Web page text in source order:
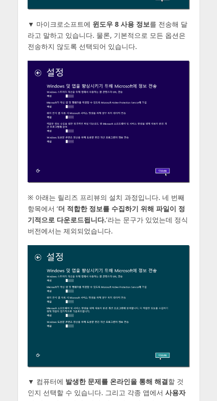
▼ 마이크로소프트에 윈도우 8 사용 정보를 전송해 달
라고 말하고 있습니다. 물론, 기본적으로 모든 옵션은
전송하지 않도록 선택되어 있습니다.
※ 아래는 릴리즈 프리뷰의 설치 과정입니다. 네 번째
항목에서 ‘더 적합한 정보를 수집하기 위해 파일이 정
기적으로 다운로드됩니다.’라는 문구가 있었는데 정식
버전에서는 제외되었습니다.
▼ 컴퓨터에 발생한 문제를 온라인을 통해 해결할 것
인지 선택할 수 있습니다. 그리고 각종 앱에서 사용자